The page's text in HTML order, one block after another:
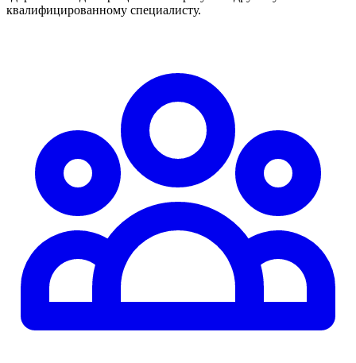
квалифицированному специалисту.